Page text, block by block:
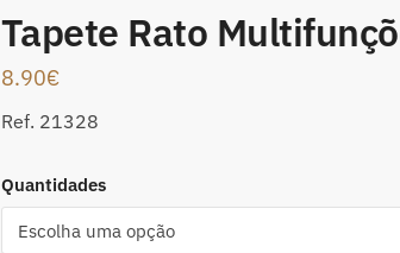
Tapete Rato
8.90€
Ref. 21328
Quantidades